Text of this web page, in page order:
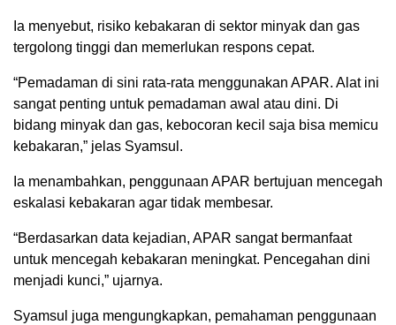
Ia menyebut, risiko kebakaran di sektor minyak dan gas
tergolong tinggi dan memerlukan respons cepat.
“Pemadaman di sini rata-rata menggunakan APAR. Alat ini
sangat penting untuk pemadaman awal atau dini. Di
bidang minyak dan gas, kebocoran kecil saja bisa memicu
kebakaran,” jelas Syamsul.
Ia menambahkan, penggunaan APAR bertujuan mencegah
eskalasi kebakaran agar tidak membesar.
“Berdasarkan data kejadian, APAR sangat bermanfaat
untuk mencegah kebakaran meningkat. Pencegahan dini
menjadi kunci,” ujarnya.
Syamsul juga mengungkapkan, pemahaman penggunaan